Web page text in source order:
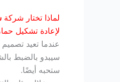
لماذا تختار شركة
لإعادة تشكيل
عندما تعيد
سيبدو بالضبط
ستحبه أيضًا.